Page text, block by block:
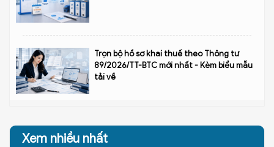
Trọn bộ hồ sơ khai thuế theo Thông tư
89/2026/TT-BTC mới nhất - Kèm biểu mẫu
tải về
Xem nhiều nhất